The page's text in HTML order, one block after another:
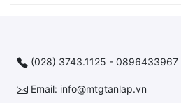
(028) 3743.1125 - 0896433967
Email: info@mtgtanlap.vn